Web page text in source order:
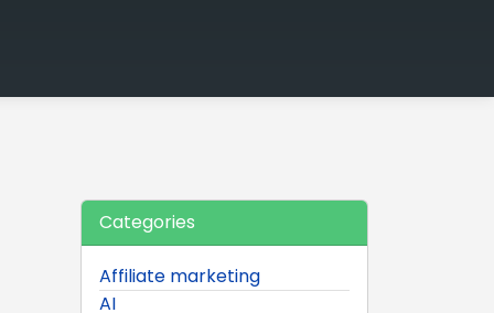
Categories
Affiliate marketing
AI